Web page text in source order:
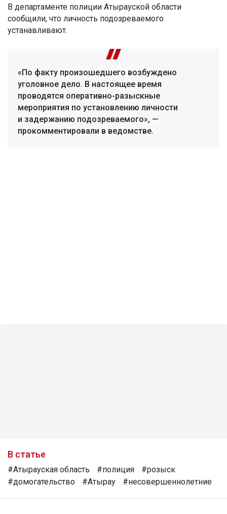
В департаменте полиции Атырауской области
сообщили, что личность подозреваемого
устанавливают.
«По факту произошедшего возбуждено
уголовное дело. В настоящее время
проводятся оперативно-разыскные
мероприятия по установлению личности
и задержанию подозреваемого», —
прокомментировали в ведомстве.
В статье
#Атырауская область #полиция
#розыск
#домогательство
#Атырау #несовершеннолетние